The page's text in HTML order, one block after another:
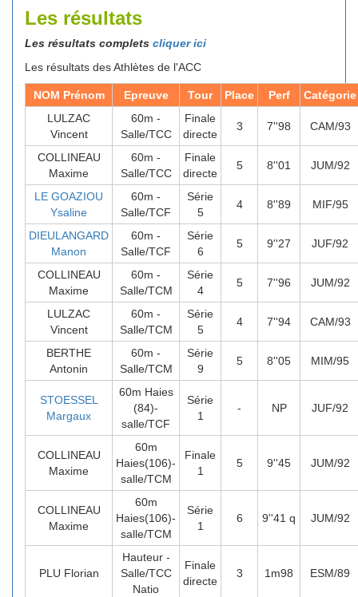
Les résultats
Les résultats complets cliquer ici
Les résultats des Athlètes de l'ACC
NOM Prénom Epreuve Tour Place Perf
Catégorie
LULZAC
Vincent
60m -
Salle/TCC
Finale
directe
3 7''98 CAM/93
COLLINEAU
Maxime
60m -
Salle/TCC
Finale
directe
5 8''01 JUM/92
LE GOAZIOU
Ysaline
60m -
Salle/TCF
Série
5
4 8''89 MIF/95
DIEULANGARD
Manon
60m -
Salle/TCF
Série
6
5 9''27 JUF/92
COLLINEAU
Maxime
60m -
Salle/TCM
Série
4
5 7''96 JUM/92
LULZAC
Vincent
60m -
Salle/TCM
Série
5
4 7''94 CAM/93
BERTHE
Antonin
60m -
Salle/TCM
Série
9
5 8''05 MIM/95
STOESSEL
Margaux
60m Haies
(84)-
salle/TCF
Série
1
- NP JUF/92
COLLINEAU
Maxime
60m
Haies(106)-
salle/TCM
Finale
1
5 9''45 JUM/92
COLLINEAU
Maxime
60m
Haies(106)-
salle/TCM
Série
1
6 9''41 q JUM/92
PLU Florian
Hauteur -
Salle/TCC
Natio
Finale
directe
3 1m98 ESM/89